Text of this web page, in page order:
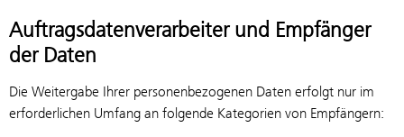
Auftragsdatenverarbeiter und Empfänger
der Daten
Die Weitergabe Ihrer personenbezogenen Daten erfolgt nur im
erforderlichen Umfang an folgende Kategorien von Empfängern: